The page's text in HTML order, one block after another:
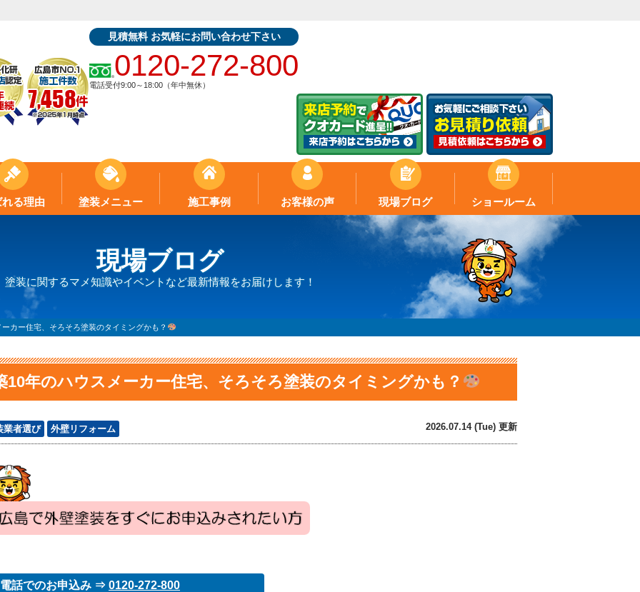
見積無料 お気軽にお問い合わせ下さい
0120-272-800
電話受付9:00～18:00（年中無休）
る理由 塗装メニュー 施工事例 お客様の声 現場ブログ ショールーム
現場ブログ
塗装に関するマメ知識やイベントなど最新情報をお届けします！
カー住宅、そろそろ塗装のタイミングかも？
10年のハウスメーカー住宅、そろそろ塗装のタイミングかも？
業者選び 外壁リフォーム 2026.07.14 (Tue) 更新
話でのお申込み ⇒ 0120-272-800